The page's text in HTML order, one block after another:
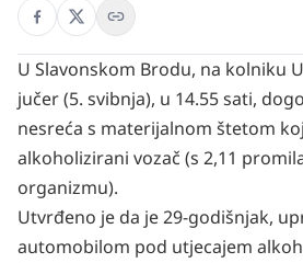
U Slavonskom Brodu, na kolniku
jučer (5. svibnja), u 14.55 sati,
nesreća s materijalnom štetom
alkoholizirani vozač (s 2,11
organizmu).
Utvrđeno je da je 29-godišnjak,
automobilom pod utjecajem